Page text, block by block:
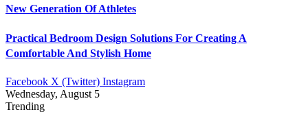
New Generation Of Athletes
Practical Bedroom Design Solutions For Creating A
Comfortable And Stylish Home
Facebook X (Twitter) Instagram
Wednesday, August 5
Trending